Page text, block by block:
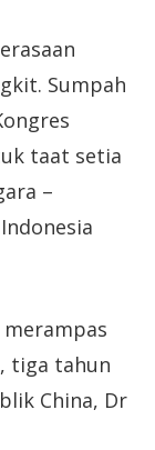
Sumpah
taat setia
–
merampas
tiga tahun
China, Dr